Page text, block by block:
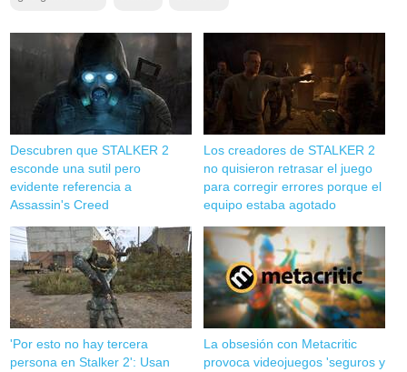
Descubren que STALKER 2
esconde una sutil pero
evidente referencia a
Assassin's Creed
Los creadores de STALKER 2
no quisieron retrasar el juego
para corregir errores porque el
equipo estaba agotado
'Por esto no hay tercera
persona en Stalker 2': Usan
La obsesión con Metacritic
provoca videojuegos 'seguros y